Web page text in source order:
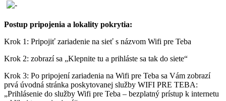
Postup pripojenia a lokality pokrytia:
Krok 1: Pripojiť zariadenie na sieť s názvom Wifi pre Teba
Krok 2: zobrazí sa „Klepnite tu a prihláste sa tak do siete“
Krok 3: Po pripojení zariadenia na Wifi pre Teba sa Vám zobrazí
prvá úvodná stránka poskytovanej služby WIFI PRE TEBA:
„Prihlásenie do služby Wifi pre Teba – bezplatný prístup k internetu